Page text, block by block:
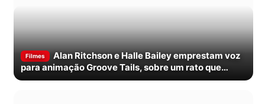
Filmes
Alan Ritchson e Halle Bailey emprestam voz
para animação Groove Tails, sobre um rato que
sonha em dançar